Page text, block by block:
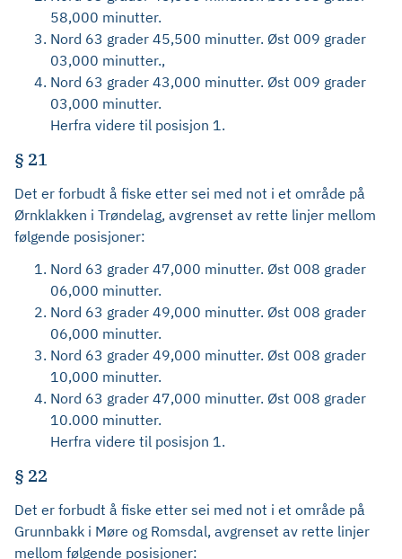
58,000 minutter.
Nord 63 grader 45,500 minutter. Øst 009 grader
03,000 minutter.,
Nord 63 grader 43,000 minutter. Øst 009 grader
03,000 minutter.
Herfra videre til posisjon 1.
§ 21
Det er forbudt å fiske etter sei med not i et område på
Ørnklakken i Trøndelag, avgrenset av rette linjer mellom
følgende posisjoner:
Nord 63 grader 47,000 minutter. Øst 008 grader
06,000 minutter.
Nord 63 grader 49,000 minutter. Øst 008 grader
06,000 minutter.
Nord 63 grader 49,000 minutter. Øst 008 grader
10,000 minutter.
Nord 63 grader 47,000 minutter. Øst 008 grader
10.000 minutter.
Herfra videre til posisjon 1.
§ 22
Det er forbudt å fiske etter sei med not i et område på
Grunnbakk i Møre og Romsdal, avgrenset av rette linjer
mellom følgende posisjoner: